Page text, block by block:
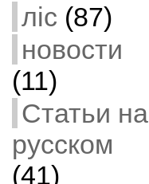
ліс (87)
новости
(11)
Статьи на
русском
(41)